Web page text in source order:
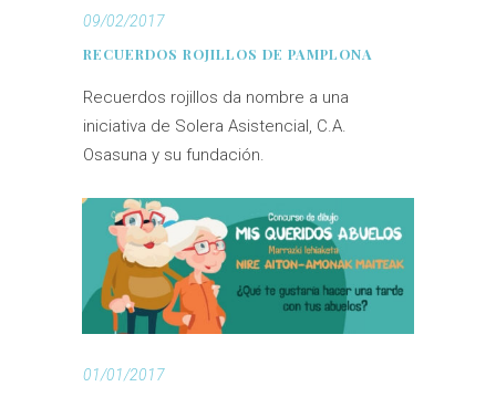
09/02/2017
RECUERDOS ROJILLOS DE PAMPLONA
Recuerdos rojillos da nombre a una
iniciativa de Solera Asistencial, C.A.
Osasuna y su fundación.
01/01/2017